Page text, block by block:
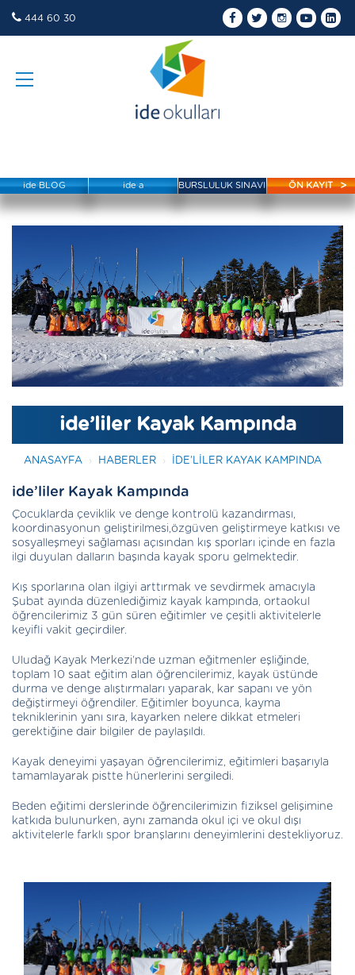
444 60 30
ide BLOG ide a BURSLULUK SINAVI ÖN KAYIT
ide’liler Kayak Kampında
ANASAYFA HABERLER IDE’LILER KAYAK KAMPINDA
ide’liler Kayak Kampında
Çocuklarda çeviklik ve denge kontrolü kazandırması,
koordinasyonun geliştirilmesi,özgüven geliştirmeye katkısı ve
sosyalleşmeyi sağlaması açısından kış sporları içinde en fazla
ilgi duyulan dalların başında kayak sporu gelmektedir.
Kış sporlarına olan ilgiyi arttırmak ve sevdirmek amacıyla
Şubat ayında düzenlediğimiz kayak kampında, ortaokul
öğrencilerimiz 3 gün süren eğitimler ve çeşitli aktivitelerle
keyifli vakit geçirdiler.
Uludağ Kayak Merkezi’nde uzman eğitmenler eşliğinde,
toplam 10 saat eğitim alan öğrencilerimiz, kayak üstünde
durma ve denge alıştırmaları yaparak, kar sapanı ve yön
değiştirmeyi öğrendiler. Eğitimler boyunca, kayma
tekniklerinin yanı sıra, kayarken nelere dikkat etmeleri
gerektiğine dair bilgiler de paylaşıldı.
Kayak deneyimi yaşayan öğrencilerimiz, eğitimleri başarıyla
tamamlayarak pistte hünerlerini sergiledi.
Beden eğitimi derslerinde öğrencilerimizin fiziksel gelişimine
katkıda bulunurken, aynı zamanda okul içi ve okul dışı
aktivitelerle farklı spor branşlarını deneyimlerini destekliyoruz.